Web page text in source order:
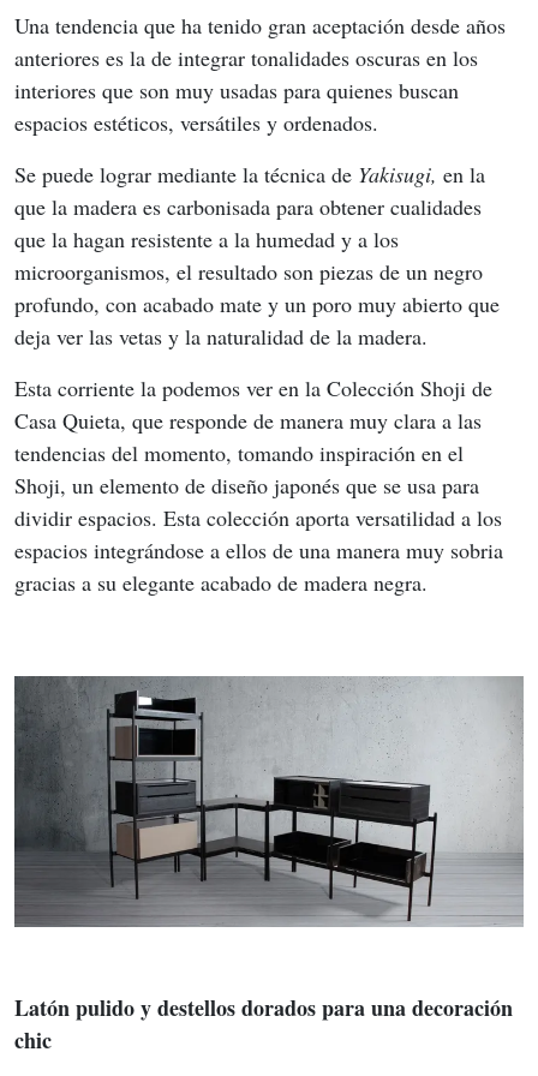
Una tendencia que ha tenido gran aceptación desde años
anteriores es la de integrar tonalidades oscuras en los
interiores que son muy usadas para quienes buscan
espacios estéticos, versátiles y ordenados.
Se puede lograr mediante la técnica de Yakisugi, en la
que la madera es carbonisada para obtener cualidades
que la hagan resistente a la humedad y a los
microorganismos, el resultado son piezas de un negro
profundo, con acabado mate y un poro muy abierto que
deja ver las vetas y la naturalidad de la madera.
Esta corriente la podemos ver en la Colección Shoji de
Casa Quieta, que responde de manera muy clara a las
tendencias del momento, tomando inspiración en el
Shoji, un elemento de diseño japonés que se usa para
dividir espacios. Esta colección aporta versatilidad a los
espacios integrándose a ellos de una manera muy sobria
gracias a su elegante acabado de madera negra.
Latón pulido y destellos dorados para una decoración
chic